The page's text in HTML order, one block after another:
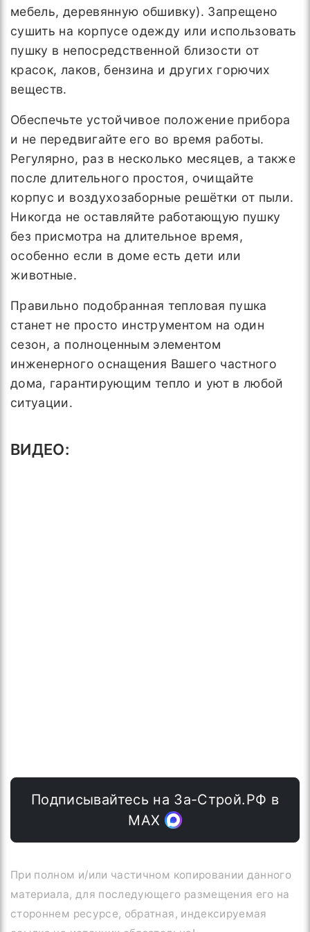
мебель, деревянную обшивку). Запрещено
сушить на корпусе одежду или использовать
пушку в непосредственной близости от
красок, лаков, бензина и других горючих
веществ.
Обеспечьте устойчивое положение прибора
и не передвигайте его во время работы.
Регулярно, раз в несколько месяцев, а также
после длительного простоя, очищайте
корпус и воздухозаборные решётки от пыли.
Никогда не оставляйте работающую пушку
без присмотра на длительное время,
особенно если в доме есть дети или
животные.
Правильно подобранная тепловая пушка
станет не просто инструментом на один
сезон, а полноценным элементом
инженерного оснащения Вашего частного
дома, гарантирующим тепло и уют в любой
ситуации.
ВИДЕО:
Подписывайтесь на За-Строй.РФ в
МАХ
При полном и/или частичном копировании данного
материала, для последующего размещения его на
стороннем ресурсе, обратная, индексируемая